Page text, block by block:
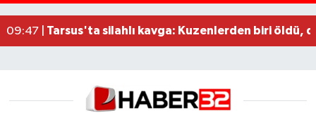
09:47 | Tarsus'ta silahlı kavga: Kuzenlerden biri öldü,